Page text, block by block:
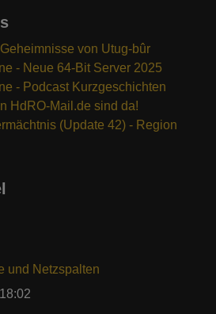
von Utug-bûr
- Neue 64-Bit Server 2025
- Podcast Kurzgeschichten
HdRO-Mail.de sind da!
(Update 42) - Region
und Netzspalten